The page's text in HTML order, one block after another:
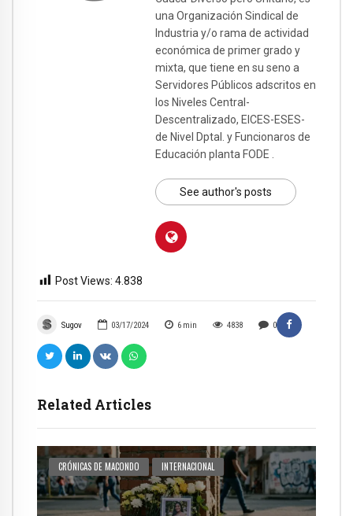
Sugov 03/17/2024 6 min 4838 0
Related Articles
CRÓNICAS DE MACONDO INTERNACIONAL
una Organización Sindical de
Industria y/o rama de actividad
económica de primer grado y
mixta, que tiene en su seno a
Servidores Públicos adscritos en
los Niveles Central-
Descentralizado, EICES-ESES-
de Nivel Dptal. y Funcionaros de
Educación planta FODE .
See author's posts
Post Views: 4.838